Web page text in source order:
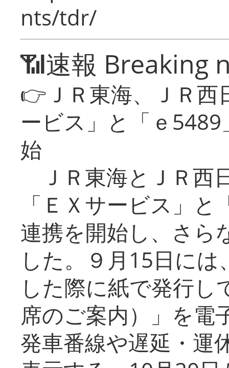
nts/tdr/
📶速報 Breaking
👉ＪＲ東海、ＪＲ
ービス」と「ｅ
始
ＪＲ東海とＪＲ西
「ＥＸサービス」
連携を開始し、さら
した。９月15日に
した際に紙で発行し
席のご案内）」を電
発車番線や遅延・運